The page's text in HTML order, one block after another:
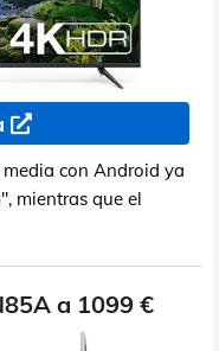
con Android ya
mientras que el
a 1099 €